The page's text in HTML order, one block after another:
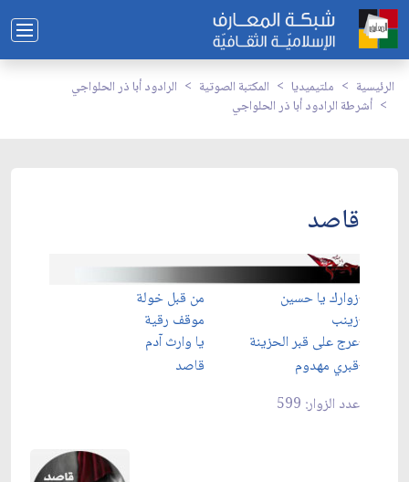
الرئيسية ملتيميديا المكتبة الصوتية
الرادود أبا ذر الحلواجي
أشرطة الرادود أبا ذر الحلواجي
قاصد
زوارك يا حسين
من قبل خولة
زينب
موقف رقية
عرج على قبر الحزينة
يا وارث آدم
قبري مهدوم
قاصد
عدد الزوار: 599